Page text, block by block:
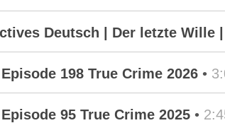
Deutsch | Der letzte Wille
198 True Crime 2026 •
95 True Crime 2025 •